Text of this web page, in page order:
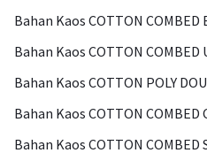
Bahan Kaos COTTON COMBED
Bahan Kaos COTTON COMBED
Bahan Kaos COTTON POLY
Bahan Kaos COTTON COMBED
Bahan Kaos COTTON COMBED